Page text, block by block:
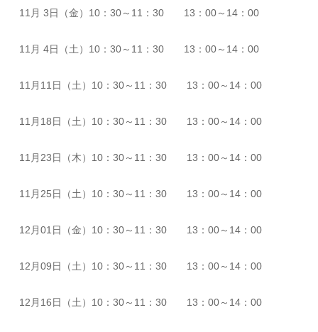
11月 3日（金）10：30～11：30 13：00～14：00
11月 4日（土）10：30～11：30 13：00～14：00
11月11日（土）10：30～11：30 13：00～14：00
11月18日（土）10：30～11：30 13：00～14：00
11月23日（木）10：30～11：30 13：00～14：00
11月25日（土）10：30～11：30 13：00～14：00
12月01日（金）10：30～11：30 13：00～14：00
12月09日（土）10：30～11：30 13：00～14：00
12月16日（土）10：30～11：30 13：00～14：00